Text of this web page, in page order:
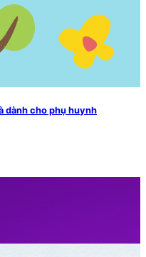
dành cho phụ huynh